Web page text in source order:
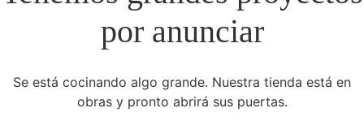
por anunciar
Se está cocinando algo grande. Nuestra tienda está en
obras y pronto abrirá sus puertas.